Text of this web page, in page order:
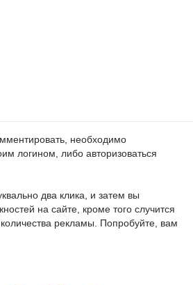
необходимо
логином, либо авторизоваться
два клика, и затем вы
на сайте, кроме того случится
рекламы. Попробуйте, вам